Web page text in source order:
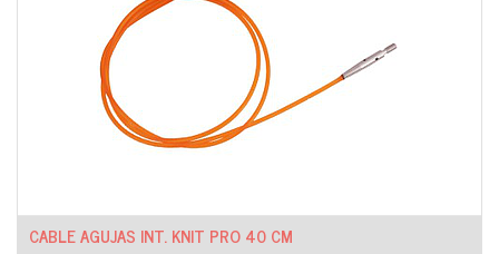
CABLE AGUJAS INT. KNIT PRO 40 CM